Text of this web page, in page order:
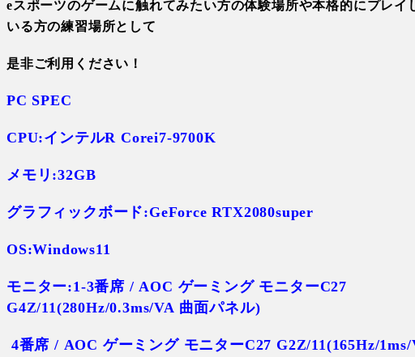
eスポーツのゲームに触れてみたい方の体験場所や本格的にプレイ
いる方の練習場所として
是非ご利用ください！
PC SPEC
CPU:インテルR Corei7-9700K
メモリ:32GB
グラフィックボード:GeForce RTX2080super
OS:Windows11
モニター:1-3番席 / AOC ゲーミング モニターC27
G4Z/11(280Hz/0.3ms/VA 曲面パネル)
4番席 / AOC ゲーミング モニターC27 G2Z/11(165Hz/1ms/